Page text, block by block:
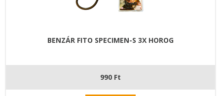
BENZÁR FITO SPECIMEN-S 3X HOROG
990 Ft